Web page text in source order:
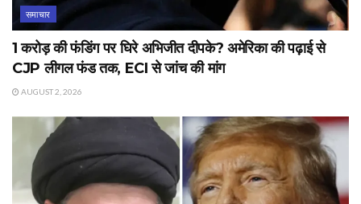
समाचार
1 करोड़ की फंडिंग पर घिरे अभिजीत दीपके? अमेरिका की पढ़ाई से
CJP लीगल फंड तक, ECI से जांच की मांग
AUGUST 2, 2026